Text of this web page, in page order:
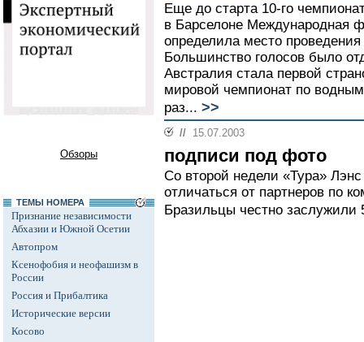
Обзоры
ТЕМЫ НОМЕРА
Признание независимости
Абхазии и Южной Осетии
Автопром
Ксенофобия и неофашизм в
России
Россия и Прибалтика
Исторические версии
Косово
Еще до старта 10-го
в Барселоне Международная
определила место проведения
Большинство голосов было
Австралия стала первой
мировой чемпионат по
раз... >>
// 15.07.2003
подписи под фото
Со второй недели «Тура»
отличаться от партнеров по
Бразильцы честно заслужили